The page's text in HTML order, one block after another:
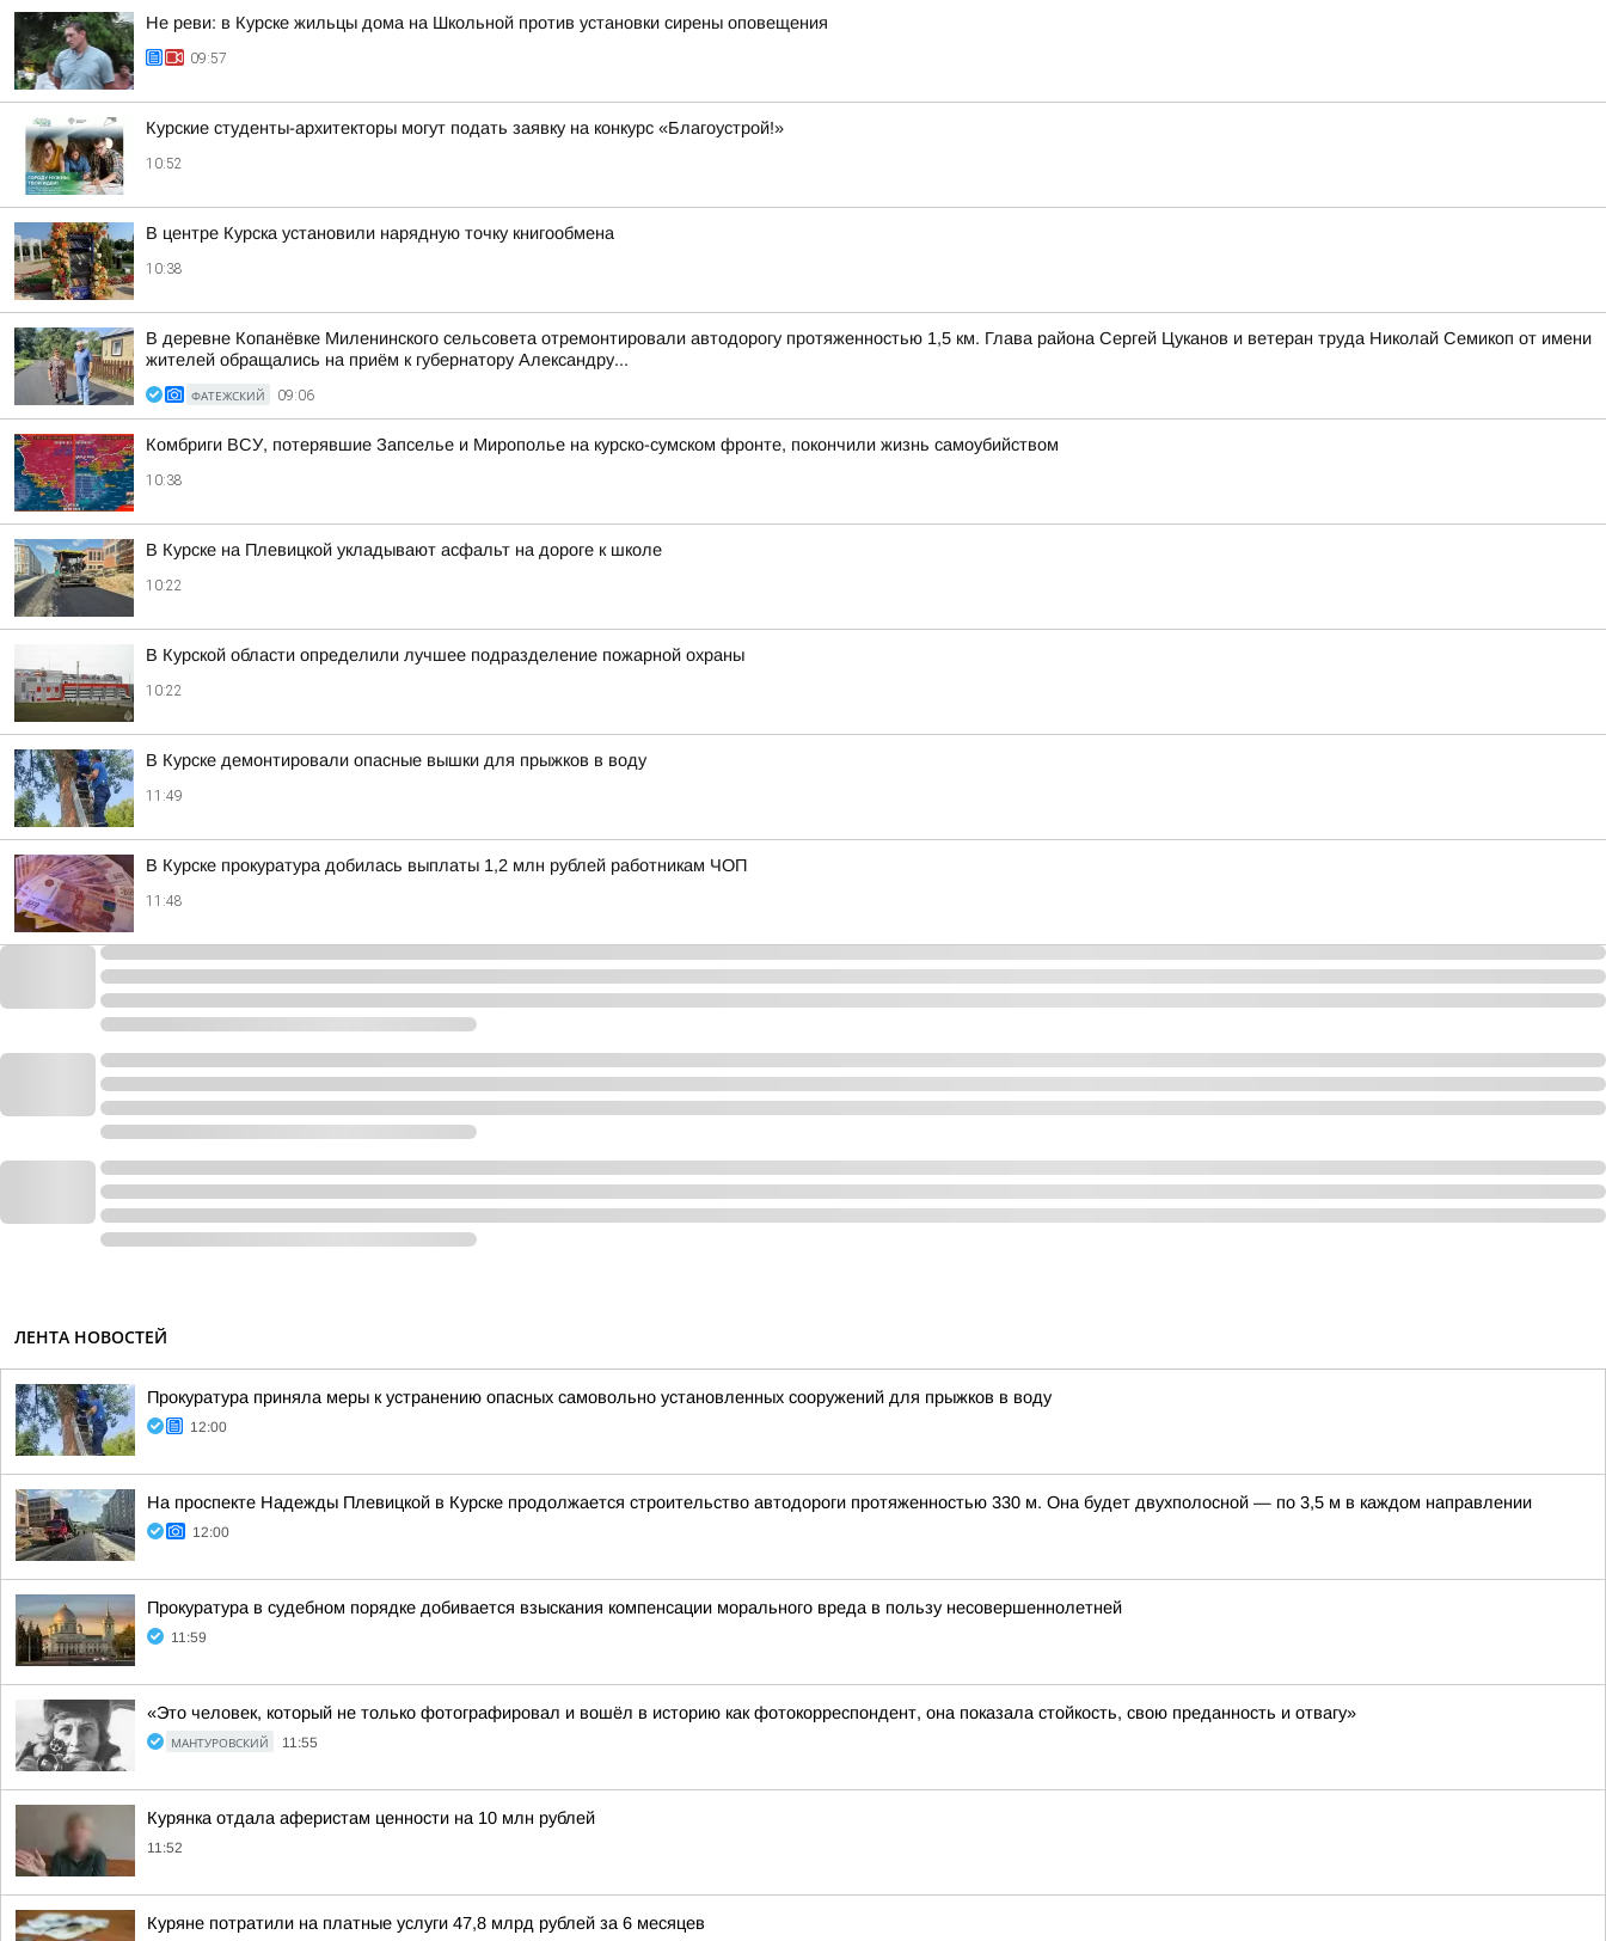
Не реви: в Курске жильцы дома на Школьной против установки сирены оповещения
09:57
Курские студенты-архитекторы могут подать заявку на конкурс «Благоустрой!»
10:52
В центре Курска установили нарядную точку книгообмена
10:38
В деревне Копанёвке Миленинского сельсовета отремонтировали автодорогу протяженностью 1,5 км. Глава района Сергей Цуканов и ветеран труда Николай Семикоп от имени
жителей обращались на приём к губернатору Александру...
ФАТЕЖСКИЙ 09:06
Комбриги ВСУ, потерявшие Запселье и Мирополье на курско-сумском фронте, покончили жизнь самоубийством
10:38
В Курске на Плевицкой укладывают асфальт на дороге к школе
10:22
В Курской области определили лучшее подразделение пожарной охраны
10:22
В Курске демонтировали опасные вышки для прыжков в воду
11:49
В Курске прокуратура добилась выплаты 1,2 млн рублей работникам ЧОП
11:48
ЛЕНТА НОВОСТЕЙ
Прокуратура приняла меры к устранению опасных самовольно установленных сооружений для прыжков в воду
12:00
На проспекте Надежды Плевицкой в Курске продолжается строительство автодороги протяженностью 330 м. Она будет двухполосной — по 3,5 м в каждом направлении
12:00
Прокуратура в судебном порядке добивается взыскания компенсации морального вреда в пользу несовершеннолетней
11:59
«Это человек, который не только фотографировал и вошёл в историю как фотокорреспондент, она показала стойкость, свою преданность и отвагу»
МАНТУРОВСКИЙ 11:55
Курянка отдала аферистам ценности на 10 млн рублей
11:52
Куряне потратили на платные услуги 47,8 млрд рублей за 6 месяцев